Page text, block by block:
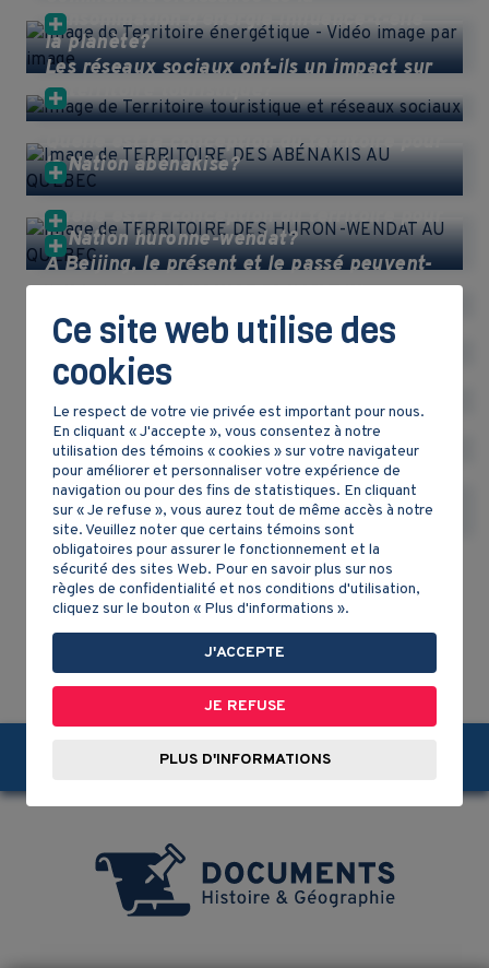
consommation d’énergie influence-t-elle
la planète?
Les réseaux sociaux ont-ils un impact sur
le territoire touristique?
Quelle est la conception du territoire pour
la Nation abénakise?
Quelle est la conception du territoire pour
la Nation huronne-wendat?
À Beijing, le présent et le passé peuvent-
ils cohabiter ?
Quels sont les risques naturels qui
menacent Manille et comment y faire
face?
Quelles sont les caractéristiques du
territoire industriel?
Quels sont les enjeux liés au territoire
énergétique?
Adapter le territoire ou s'adapter au
territoire?
1 2 3 4
Partagez-nous!
Ce site web utilise des
cookies
Le respect de votre vie privée est important pour nous.
En cliquant « J'accepte », vous consentez à notre
utilisation des témoins « cookies » sur votre navigateur
pour améliorer et personnaliser votre expérience de
navigation ou pour des fins de statistiques. En cliquant
sur « Je refuse », vous aurez tout de même accès à notre
site. Veuillez noter que certains témoins sont
obligatoires pour assurer le fonctionnement et la
sécurité des sites Web. Pour en savoir plus sur nos
règles de confidentialité et nos conditions d'utilisation,
cliquez sur le bouton « Plus d'informations ».
J'ACCEPTE
JE REFUSE
PLUS D'INFORMATIONS